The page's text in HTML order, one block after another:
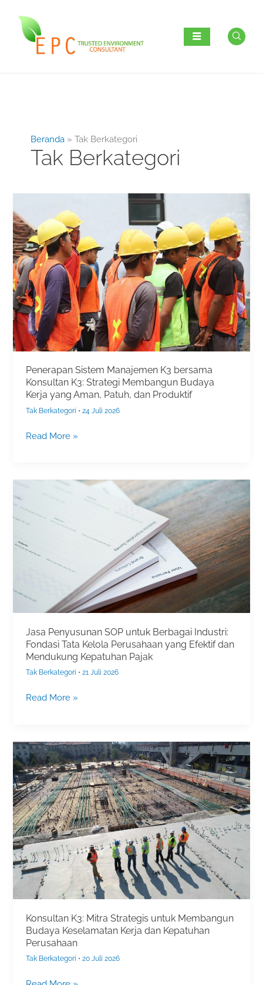
konten
Beranda Tak Berkategori
Tak Berkategori
Penerapan Sistem Manajemen K3 bersama
Konsultan K3: Strategi Membangun Budaya
Kerja yang Aman, Patuh, dan Produktif
Tak Berkategori •24 Juli 2026
Manajemen
K3
bersama
Konsultan
K3:
Strategi
Membangun
Budaya
Kerja
yang
Aman,
Patuh,
dan
Produktif
Read More »
Jasa Penyusunan SOP untuk Berbagai Industri:
Fondasi Tata Kelola Perusahaan yang Efektif dan
Mendukung Kepatuhan Pajak
Tak Berkategori •21 Juli 2026
SOP
untuk
Berbagai
Industri:
Kelola
Perusahaan
yang
Efektif
dan
Mendukung
Pajak
Read More »
Konsultan K3: Mitra Strategis untuk Membangun
Budaya Keselamatan Kerja dan Kepatuhan
Perusahaan
Tak Berkategori •20 Juli 2026
Konsultan
K3:
Mitra
Strategis
untuk
Membangun
Budaya
Keselamatan
Kerja
dan
Kepatuhan